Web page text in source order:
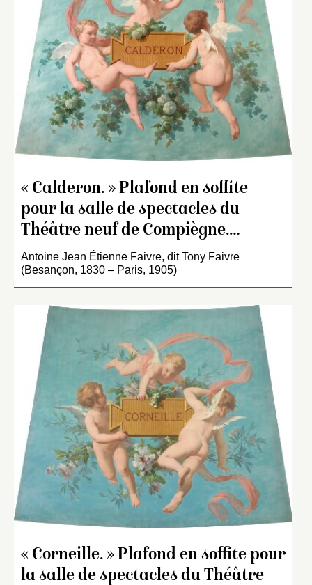
« Calderon. » Plafond en soffite
pour la salle de spectacles du
Théâtre neuf de Compiègne.…
Antoine Jean Étienne Faivre, dit Tony Faivre
(Besançon, 1830 – Paris, 1905)
« Corneille. » Plafond en soffite pour
la salle de spectacles du Théâtre